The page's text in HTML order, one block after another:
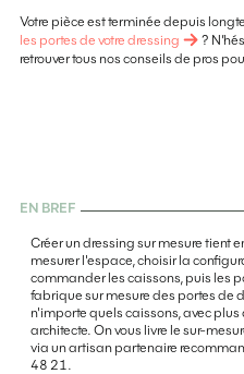
Votre pièce est terminée depuis
les portes de votre dressing
?
retrouver tous nos conseils de pros
EN BREF
Créer un dressing sur mesure tient
mesurer l'espace, choisir la
commander les caissons, puis les
fabrique sur mesure des portes de
n'importe quels caissons, avec
architecte. On vous livre le sur-
via un artisan partenaire
48 21.